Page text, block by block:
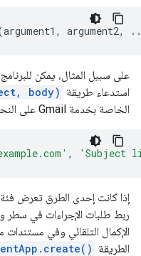
على سبيل المثال، يمكن
استدعاء طريقة body)
الخاصة بخدمة Gmail على النحو التالي:
, 'Subject
إذا كانت إحدى الطرق تعرض
ربط طلبات الإجراءات في سطر
الإكمال التلقائي وفي
الطريقة